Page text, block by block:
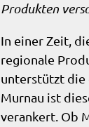
Produkten
In einer Zeit,
regionale
unterstützt die
Murnau ist
verankert. Ob